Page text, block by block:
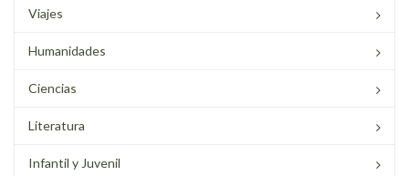
Viajes
Humanidades
Ciencias
Literatura
Infantil y Juvenil